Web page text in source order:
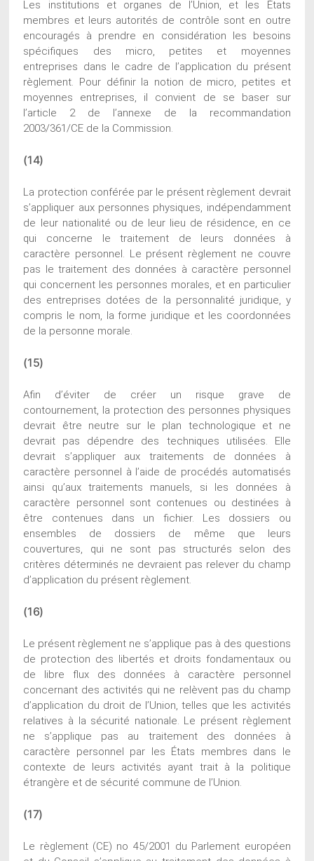
Les institutions et organes de l’Union, et les États
membres et leurs autorités de contrôle sont en outre
encouragés à prendre en considération les besoins
spécifiques des micro, petites et moyennes
entreprises dans le cadre de l’application du présent
règlement. Pour définir la notion de micro, petites et
moyennes entreprises, il convient de se baser sur
l’article 2 de l’annexe de la recommandation
2003/361/CE de la Commission.
(14)
La protection conférée par le présent règlement devrait
s’appliquer aux personnes physiques, indépendamment
de leur nationalité ou de leur lieu de résidence, en ce
qui concerne le traitement de leurs données à
caractère personnel. Le présent règlement ne couvre
pas le traitement des données à caractère personnel
qui concernent les personnes morales, et en particulier
des entreprises dotées de la personnalité juridique, y
compris le nom, la forme juridique et les coordonnées
de la personne morale.
(15)
Afin d’éviter de créer un risque grave de
contournement, la protection des personnes physiques
devrait être neutre sur le plan technologique et ne
devrait pas dépendre des techniques utilisées. Elle
devrait s’appliquer aux traitements de données à
caractère personnel à l’aide de procédés automatisés
ainsi qu’aux traitements manuels, si les données à
caractère personnel sont contenues ou destinées à
être contenues dans un fichier. Les dossiers ou
ensembles de dossiers de même que leurs
couvertures, qui ne sont pas structurés selon des
critères déterminés ne devraient pas relever du champ
d’application du présent règlement.
(16)
Le présent règlement ne s’applique pas à des questions
de protection des libertés et droits fondamentaux ou
de libre flux des données à caractère personnel
concernant des activités qui ne relèvent pas du champ
d’application du droit de l’Union, telles que les activités
relatives à la sécurité nationale. Le présent règlement
ne s’applique pas au traitement des données à
caractère personnel par les États membres dans le
contexte de leurs activités ayant trait à la politique
étrangère et de sécurité commune de l’Union.
(17)
Le règlement (CE) no 45/2001 du Parlement européen